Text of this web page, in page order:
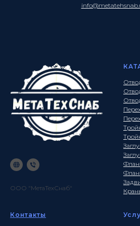
ООО "МетаТехСнаб"
Контакты